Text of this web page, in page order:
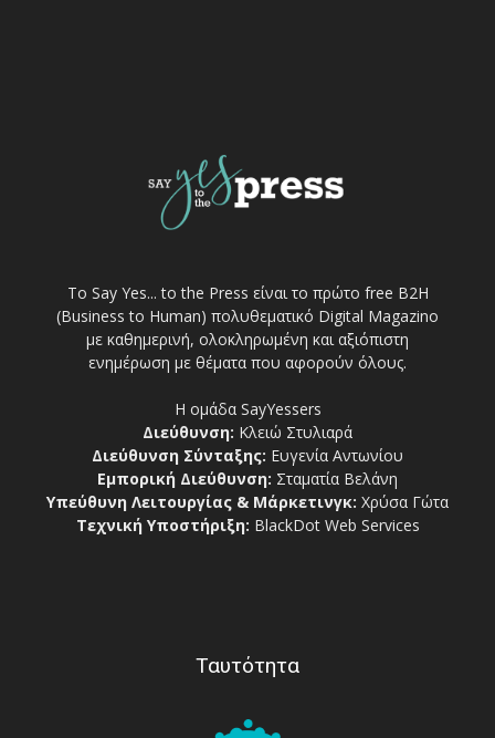
Το Say Yes... to the Press είναι το πρώτο free Β2Η
(Business to Human) πολυθεματικό Digital Magazino
με καθημερινή, ολοκληρωμένη και αξιόπιστη
ενημέρωση με θέματα που αφορούν όλους.
Η ομάδα SayYessers
Διεύθυνση: Κλειώ Στυλιαρά
Διεύθυνση Σύνταξης: Ευγενία Αντωνίου
Εμπορική Διεύθυνση: Σταματία Βελάνη
Υπεύθυνη Λειτουργίας & Μάρκετινγκ: Χρύσα Γώτα
Τεχνική Υποστήριξη: BlackDot Web Services
Ταυτότητα